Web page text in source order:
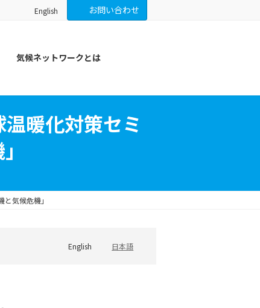
English お問い合わせ
気候ネットワークとは
暖化対策セミ
気候危機」
English 日本語